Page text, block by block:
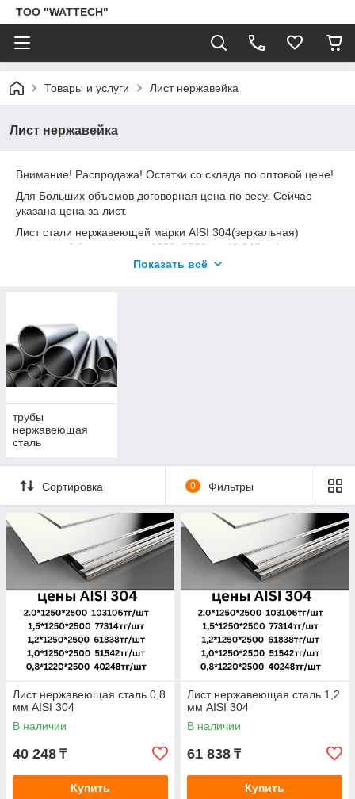
ТОО "WATTECH"
Товары и услуги Лист нержавейка
Лист нержавейка
Внимание! Распродажа! Остатки со склада по оптовой цене!
Для Больших объемов договорная цена по весу. Сейчас
указана цена за лист.
Лист стали нержавеющей марки AISI 304(зеркальная)
толщина 0,8 мм, размер 1220х2500мм 40 248 тг / лист
толщина 1,0 мм, размер 1250х2500мм 51 542 тг / лист
Показать всё
трубы
нержавеющая
сталь
Сортировка 0 Фильтры
Лист нержавеющая сталь 0,8
мм AISI 304
В наличии
40 248 ₸
Купить
Лист нержавеющая сталь 1,2
мм AISI 304
В наличии
61 838 ₸
Купить